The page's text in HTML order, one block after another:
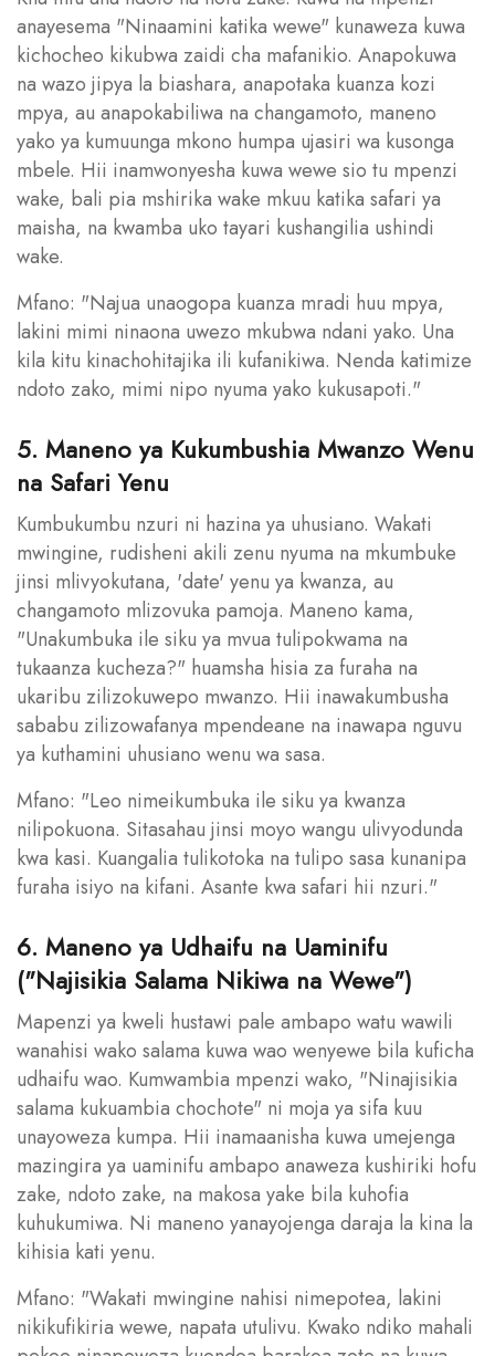
anayesema "Ninaamini katika wewe" kunaweza kuwa
kichocheo kikubwa zaidi cha mafanikio. Anapokuwa
na wazo jipya la biashara, anapotaka kuanza kozi
mpya, au anapokabiliwa na changamoto, maneno
yako ya kumuunga mkono humpa ujasiri wa kusonga
mbele. Hii inamwonyesha kuwa wewe sio tu mpenzi
wake, bali pia mshirika wake mkuu katika safari ya
maisha, na kwamba uko tayari kushangilia ushindi
wake.
Mfano: "Najua unaogopa kuanza mradi huu mpya,
lakini mimi ninaona uwezo mkubwa ndani yako. Una
kila kitu kinachohitajika ili kufanikiwa. Nenda katimize
ndoto zako, mimi nipo nyuma yako kukusapoti."
5. Maneno ya Kukumbushia Mwanzo Wenu
na Safari Yenu
Kumbukumbu nzuri ni hazina ya uhusiano. Wakati
mwingine, rudisheni akili zenu nyuma na mkumbuke
jinsi mlivyokutana, 'date' yenu ya kwanza, au
changamoto mlizovuka pamoja. Maneno kama,
"Unakumbuka ile siku ya mvua tulipokwama na
tukaanza kucheza?" huamsha hisia za furaha na
ukaribu zilizokuwepo mwanzo. Hii inawakumbusha
sababu zilizowafanya mpendeane na inawapa nguvu
ya kuthamini uhusiano wenu wa sasa.
Mfano: "Leo nimeikumbuka ile siku ya kwanza
nilipokuona. Sitasahau jinsi moyo wangu ulivyodunda
kwa kasi. Kuangalia tulikotoka na tulipo sasa kunanipa
furaha isiyo na kifani. Asante kwa safari hii nzuri."
6. Maneno ya Udhaifu na Uaminifu
("Najisikia Salama Nikiwa na Wewe")
Mapenzi ya kweli hustawi pale ambapo watu wawili
wanahisi wako salama kuwa wao wenyewe bila kuficha
udhaifu wao. Kumwambia mpenzi wako, "Ninajisikia
salama kukuambia chochote" ni moja ya sifa kuu
unayoweza kumpa. Hii inamaanisha kuwa umejenga
mazingira ya uaminifu ambapo anaweza kushiriki hofu
zake, ndoto zake, na makosa yake bila kuhofia
kuhukumiwa. Ni maneno yanayojenga daraja la kina la
kihisia kati yenu.
Mfano: "Wakati mwingine nahisi nimepotea, lakini
nikikufikiria wewe, napata utulivu. Kwako ndiko mahali